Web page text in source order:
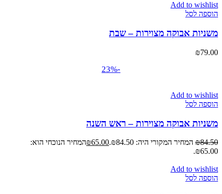
Add to wishlist
הוספה לסל
משניות אבוקה מצוירות – שבת
₪79.00
-23%
Add to wishlist
הוספה לסל
משניות אבוקה מצוירות – ראש השנה
₪84.50 המחיר המקורי היה: ₪84.50. ₪65.00
המחיר הנוכחי הוא:
₪65.00.
Add to wishlist
הוספה לסל